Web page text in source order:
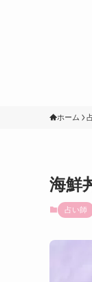
ホーム
海鮮
占い師